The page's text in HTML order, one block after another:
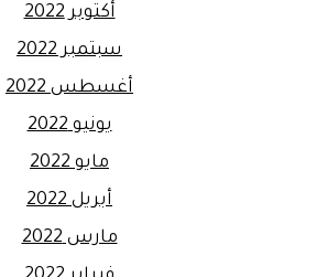
أكتوبر 2022
سبتمبر 2022
أغسطس 2022
يونيو 2022
مايو 2022
أبريل 2022
مارس 2022